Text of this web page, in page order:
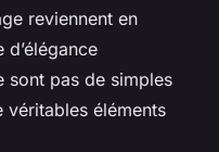
reviennent en
sont pas de simples
véritables éléments